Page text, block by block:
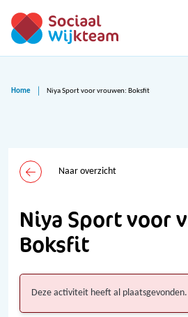
Home Niya Sport voor vrouwen: Boksfit
Naar overzicht
Niya Sport voor
Boksfit
Deze activiteit heeft al plaatsgevonden.